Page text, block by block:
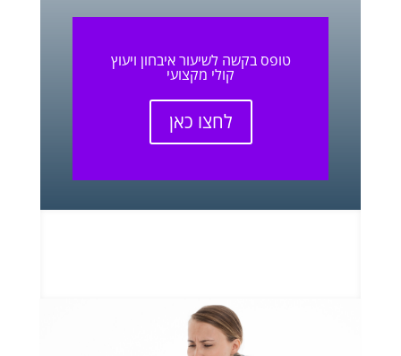
טופס בקשה לשיעור איבחון ויעוץ
קולי מקצועי
לחצו כאן